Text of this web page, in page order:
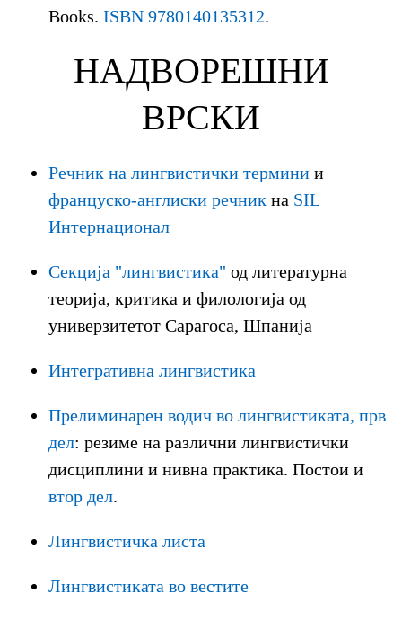
Books. ISBN 9780140135312.
НАДВОРЕШНИ
ВРСКИ
Речник на лингвистички термини и
француско-англиски речник на SIL
Интернационал
Секција "лингвистика" од литературна
теорија, критика и филологија од
универзитетот Сарагоса, Шпанија
Интегративна лингвистика
Прелиминарен водич во лингвистиката, прв
дел: резиме на различни лингвистички
дисциплини и нивна практика. Постои и
втор дел.
Лингвистичка листа
Лингвистиката во вестите